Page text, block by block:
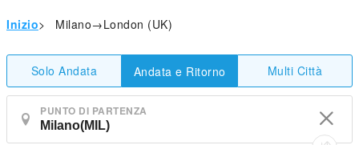
Inizio> Milano→London (UK)
Solo Andata Andata e Ritorno Multi Città
PUNTO DI PARTENZA